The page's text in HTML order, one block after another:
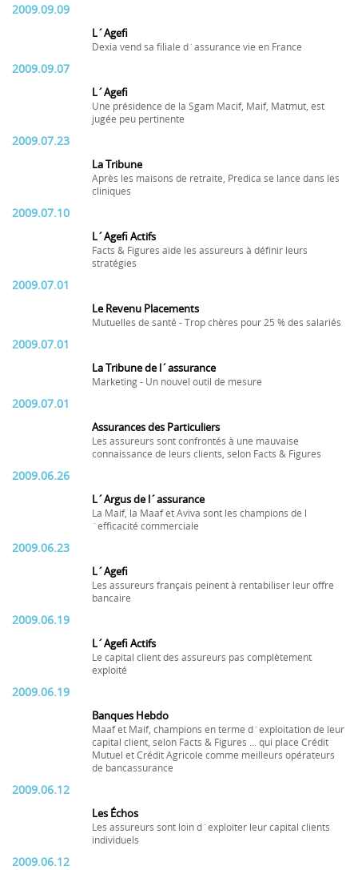
2009.09.09
L´Agefi
Dexia vend sa filiale d´assurance vie en France
2009.09.07
L´Agefi
Une présidence de la Sgam Macif, Maif, Matmut, est
jugée peu pertinente
2009.07.23
La Tribune
Après les maisons de retraite, Predica se lance dans les
cliniques
2009.07.10
L´Agefi Actifs
Facts & Figures aide les assureurs à définir leurs
stratégies
2009.07.01
Le Revenu Placements
Mutuelles de santé - Trop chères pour 25 % des salariés
2009.07.01
La Tribune de l´assurance
Marketing - Un nouvel outil de mesure
2009.07.01
Assurances des Particuliers
Les assureurs sont confrontés à une mauvaise
connaissance de leurs clients, selon Facts & Figures
2009.06.26
L´Argus de l´assurance
La Maif, la Maaf et Aviva sont les champions de l
´efficacité commerciale
2009.06.23
L´Agefi
Les assureurs français peinent à rentabiliser leur offre
bancaire
2009.06.19
L´Agefi Actifs
Le capital client des assureurs pas complètement
exploité
2009.06.19
Banques Hebdo
Maaf et Maif, champions en terme d´exploitation de leur
capital client, selon Facts & Figures ... qui place Crédit
Mutuel et Crédit Agricole comme meilleurs opérateurs
de bancassurance
2009.06.12
Les Échos
Les assureurs sont loin d´exploiter leur capital clients
individuels
2009.06.12